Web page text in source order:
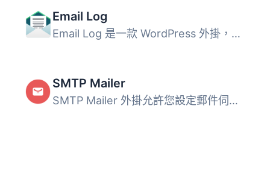
Email Log
Email Log 是一款 WordPress 外掛，能夠輕鬆記錄和查看從 Wor...
SMTP Mailer
SMTP Mailer 外掛允許您設定郵件伺服器來處理網站發出的所有...